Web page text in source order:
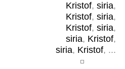
Kristof, siria,
Kristof, siria,
Kristof, siria,
siria, Kristof,
siria, Kristof, ...